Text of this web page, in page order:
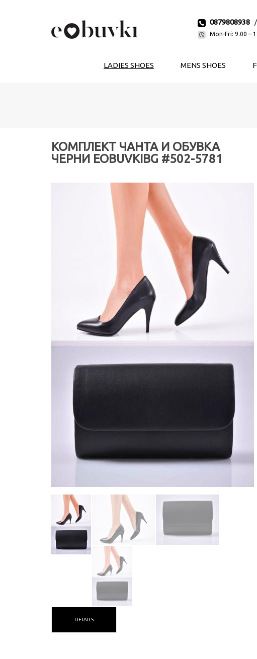
0879808938 /
Mon-Fri: 9.00 –
LADIES SHOES MENS SHOES
КОМПЛЕКТ ЧАНТА И ОБУВКА
ЧЕРНИ EOBUVKIBG #502-5781
DETAILS